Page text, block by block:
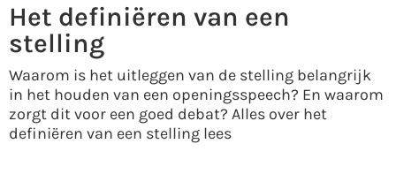
Het definiëren van een
stelling
Waarom is het uitleggen van de stelling belangrijk
in het houden van een openingsspeech? En waarom
zorgt dit voor een goed debat? Alles over het
definiëren van een stelling lees